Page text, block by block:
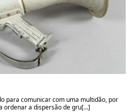
para comunicar com uma multidão, por
ordenar a dispersão de gru[...]